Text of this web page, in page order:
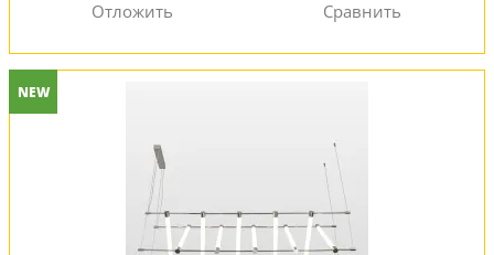
NEW